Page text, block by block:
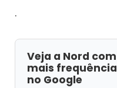
.
Veja a Nord com
mais frequência
no Google